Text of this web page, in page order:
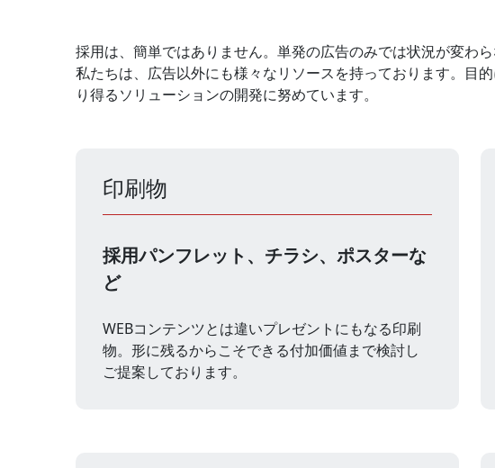
採用は、簡単ではありません。単発の広告のみでは状況が変わ
私たちは、広告以外にも様々なリソースを持っております。目
り得るソリューションの開発に努めています。
印刷物
採用パンフレット、チラシ、ポスターな
ど
WEBコンテンツとは違いプレゼントにもなる印刷
物。形に残るからこそできる付加価値まで検討し
ご提案しております。